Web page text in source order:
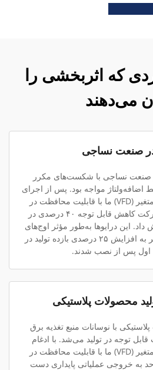
که اثربخشی را
می‌دهند
صنعت نساجی
صنعت نساجی با شکست‌های مکرر
اضافه‌ولتاژ مواجه بود. پس از اجرای
درایوهای کنترل سرعت متغیر (VFD) ما با قابلیت محافظت در
برابر اضافه‌ولتاژ، این شرکت کاهش قابل توجه ۴۰ درصدی در
داد. این درایوها به‌طور مؤثر اوج‌های
ولتاژ را خنثی کردند و منجر به افزایش ۲۵ درصدی بازده تولید در
پس از نصب شدند.
محصولات پلاستیکی
با نوسانات منبع تغذیه برق
توجه در تولید می‌شد. با ادغام
درایوهای کنترل سرعت متغیر (VFD) ما با قابلیت محافظت در
به خروجی عملیاتی پایداری دست